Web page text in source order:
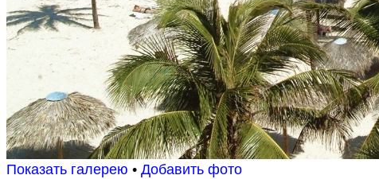
Показать галерею • Добавить фото